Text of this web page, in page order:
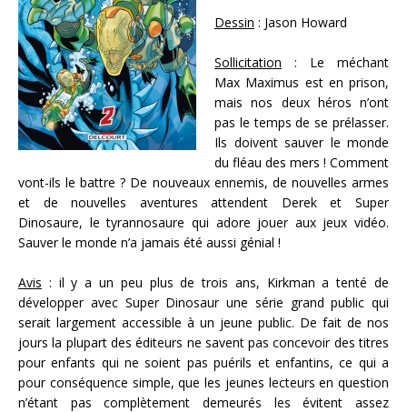
Dessin : Jason Howard
Sollicitation : Le méchant
Max Maximus est en prison,
mais nos deux héros n’ont
pas le temps de se prélasser.
Ils doivent sauver le monde
du fléau des mers ! Comment
vont-ils le battre ? De nouveaux ennemis, de nouvelles armes
et de nouvelles aventures attendent Derek et Super
Dinosaure, le tyrannosaure qui adore jouer aux jeux vidéo.
Sauver le monde n’a jamais été aussi génial !
Avis : il y a un peu plus de trois ans, Kirkman a tenté de
développer avec Super Dinosaur une série grand public qui
serait largement accessible à un jeune public. De fait de nos
jours la plupart des éditeurs ne savent pas concevoir des titres
pour enfants qui ne soient pas puérils et enfantins, ce qui a
pour conséquence simple, que les jeunes lecteurs en question
n’étant pas complètement demeurés les évitent assez